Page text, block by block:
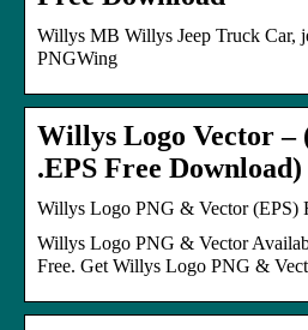
Willys MB Willys Jeep Truck Car,
PNGWing
Willys Logo Vector –
.EPS Free Download)
Willys Logo PNG & Vector (EPS)
Willys Logo PNG & Vector
Free. Get Willys Logo PNG &